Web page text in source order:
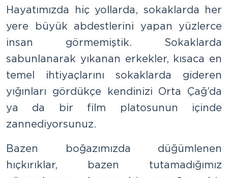
Hayatımızda hiç yollarda, sokaklarda her
yere büyük abdestlerini yapan yüzlerce
insan görmemiştik. Sokaklarda
sabunlanarak yıkanan erkekler, kısaca en
temel ihtiyaçlarını sokaklarda gideren
yığınları gördükçe kendinizi Orta Çağ’da
ya da bir film platosunun içinde
zannediyorsunuz.
Bazen boğazımızda düğümlenen
hıçkırıklar, bazen tutamadığımız